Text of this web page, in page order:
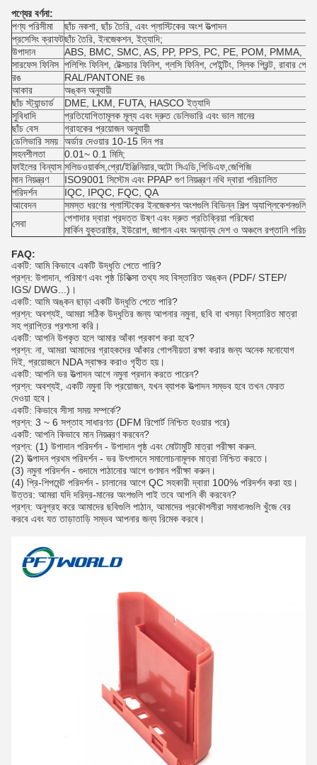
পণ্যের বর্ণনা:
পণ্য পরিসীমা
ছাঁচ নকশা, ছাঁচ তৈরি, এবং প্লাস্টিকের অংশ উত্পাদন
প্রসেসিং ক্রাফটছাঁচ তৈরি, ইনজেকশন, ইত্যাদি;
উপাদান
ABS, BMC, SMC, AS, PP, PPS, PC, PE, POM, PMMA,
সারফেস ফিনিস পলিশিং ফিনিশ, টেক্সচার ফিনিশ, গ্লসি ফিনিশ, পেইন্টিং, স্লিক প্রিন্ট, রাবার
রঙ
RAL/PANTONE রঙ
আকার
অঙ্কন অনুযায়ী
ছাঁচ স্ট্যান্ডার্ড
DME, LKM, FUTA, HASCO ইত্যাদি
সুবিধাদি
প্রতিযোগিতামূলক মূল্য এবং দ্রুত ডেলিভারি এবং ভাল মানের
ছাঁচ বেস
গ্রাহকের প্রয়োজন অনুযায়ী
ডেলিভারি সময় অর্ডার দেওয়ার 10-15 দিন পর
সহনশীলতা
0.01~ 0.1 মিমি;
ফাইলের বিন্যাস সলিডওয়ার্কস,প্রো/ইঞ্জিনিয়ার,অটো সিএডি,পিডিএফ,জেপিজি
মান নিয়ন্ত্রণ
ISO9001 সিস্টেম এবং PPAP গুণ নিয়ন্ত্রণ নথি দ্বারা পরিচালিত
পরিদর্শন
IQC, IPQC, FQC, QA
আবেদন
সমস্ত ধরণের প্লাস্টিকের ইনজেকশন অংশগুলি বিভিন্ন শিল্প
সেবা
পেশাদার দ্বারা প্রদত্ত উষ্ণ এবং দ্রুত প্রতিক্রিয়া পরিষেবা
মার্কিন যুক্তরাষ্ট্র, ইউরোপ, জাপান এবং অন্যান্য দেশ ও অঞ্চলে রপ্তানি
FAQ:
একটি: আমি কিভাবে একটি উদ্ধৃতি পেতে পারি?
প্রশ্ন: উপাদান, পরিমাণ এবং পৃষ্ঠ চিকিত্সা তথ্য সহ বিস্তারিত অঙ্কন (PDF/ STEP/
IGS/ DWG...)।
একটি: আমি অঙ্কন ছাড়া একটি উদ্ধৃতি পেতে পারি?
প্রশ্ন: অবশ্যই, আমরা সঠিক উদ্ধৃতির জন্য আপনার নমুনা, ছবি বা খসড়া বিস্তারিত মাত্রা
সহ প্রাপ্তির প্রশংসা করি।
একটি: আপনি উপকৃত হলে আমার আঁকা প্রকাশ করা হবে?
প্রশ্ন: না, আমরা আমাদের গ্রাহকদের আঁকার গোপনীয়তা রক্ষা করার জন্য অনেক মনোযোগ
দিই, প্রয়োজনে NDA স্বাক্ষর করাও গৃহীত হয়।
একটি: আপনি ভর উত্পাদন আগে নমুনা প্রদান করতে পারেন?
প্রশ্ন: অবশ্যই, একটি নমুনা ফি প্রয়োজন, যখন ব্যাপক উত্পাদন সম্ভব হবে তখন ফেরত
দেওয়া হবে।
একটি: কিভাবে সীসা সময় সম্পর্কে?
প্রশ্ন: 3 ~ 6 সপ্তাহ সাধারণত (DFM রিপোর্ট নিশ্চিত হওয়ার পরে)
একটি: আপনি কিভাবে মান নিয়ন্ত্রণ করবেন?
প্রশ্ন: (1) উপাদান পরিদর্শন - উপাদান পৃষ্ঠ এবং মোটামুটি মাত্রা পরীক্ষা করুন.
(2) উত্পাদন প্রথম পরিদর্শন - ভর উৎপাদনে সমালোচনামূলক মাত্রা নিশ্চিত করতে।
(3) নমুনা পরিদর্শন - গুদামে পাঠানোর আগে গুণমান পরীক্ষা করুন।
(4) প্রি-শিপমেন্ট পরিদর্শন - চালানের আগে QC সহকারী দ্বারা 100% পরিদর্শন করা হয়।
উত্তর: আমরা যদি দরিদ্র-মানের অংশগুলি পাই তবে আপনি কী করবেন?
প্রশ্ন: অনুগ্রহ করে আমাদের ছবিগুলি পাঠান, আমাদের প্রকৌশলীরা সমাধানগুলি খুঁজে বের
করবে এবং যত তাড়াতাড়ি সম্ভব আপনার জন্য রিমেক করবে।